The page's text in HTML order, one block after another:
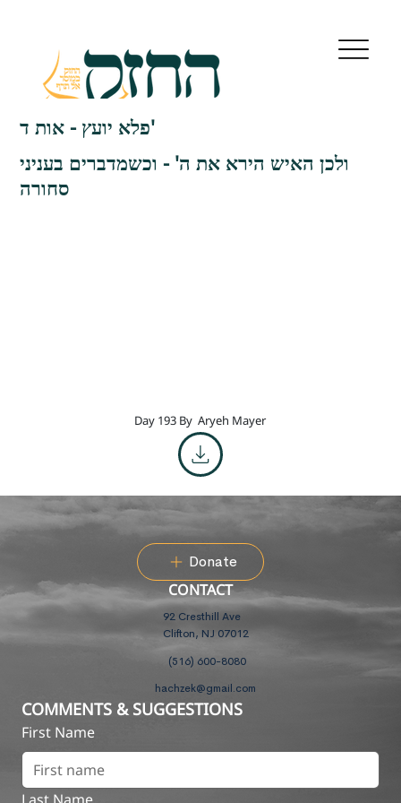
פלא יועץ - אות ד'
ולכן האיש הירא את ה' - וכשמדברים בעניני
סחורה
Day 193 By Aryeh Mayer
Donate
CONTACT
92 Cresthill Ave
Clifton, NJ 07012
(516) 600-8080
hachzek@gmail.com
COMMENTS & SUGGESTIONS
First Name